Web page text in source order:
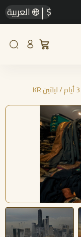
$
| العربية